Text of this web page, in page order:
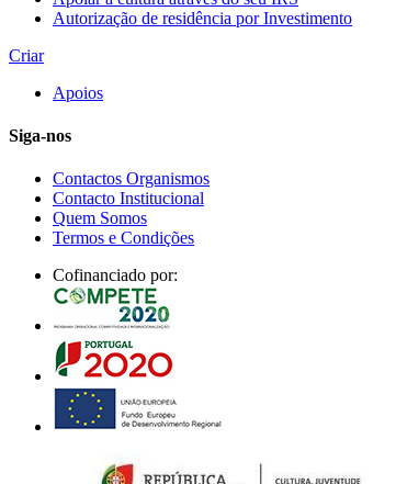
Autorização de residência por Investimento
Criar
Apoios
Siga-nos
Contactos Organismos
Contacto Institucional
Quem Somos
Termos e Condições
Cofinanciado por: